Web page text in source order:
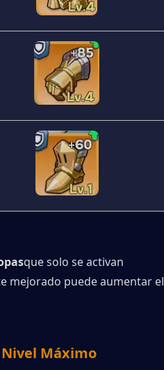
que solo se activan
mejorado puede aumentar el
Máximo